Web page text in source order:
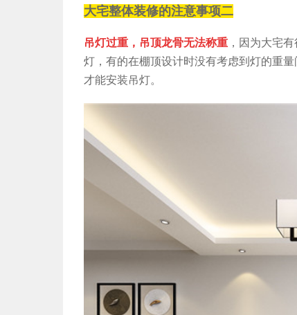
大宅整体装修的注意事项二
吊灯过重，吊顶龙骨无法称重 ，因为大宅
灯，有的在棚顶设计时没有考虑到灯的重
才能安装吊灯。